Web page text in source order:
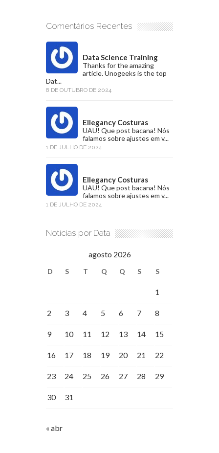
Comentários Recentes
Data Science Training
Thanks for the amazing
article. Unogeeks is the top
Dat...
8 DE OUTUBRO DE 2024
Ellegancy Costuras
UAU! Que post bacana! Nós
falamos sobre ajustes em v...
1 DE JULHO DE 2024
Ellegancy Costuras
UAU! Que post bacana! Nós
falamos sobre ajustes em v...
1 DE JULHO DE 2024
Notícias por Data
agosto 2026
D S T Q Q S S
1
2 3 4 5 6 7 8
9 10 11 12 13 14 15
16 17 18 19 20 21 22
23 24 25 26 27 28 29
30 31
« abr